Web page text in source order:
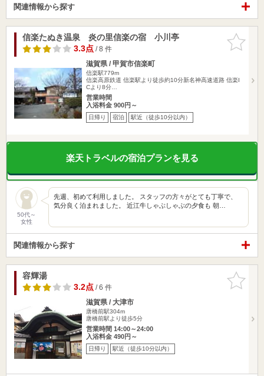
関連情報から探す
お気に入
りに追加
信楽たぬき温泉 炎の里信楽の宿 小川亭
3.3点/ 8 件
滋賀県 / 甲賀市信楽町
信楽駅779m
信楽高原鉄道 信楽駅より徒歩約10分新名神高速道路 信楽I
Cより8分…
営業時間
入浴料金 900円～
日帰り 宿泊 駅近（徒歩10分以内）
楽天トラベルの宿泊プランを見る
50代～
女性
先週、初めて利用しました。 スタッフの方々がとても丁寧で、
気分良く泊まれました。 近江牛しゃぶしゃぶの夕食も 朝…
関連情報から探す
お気に入
りに追加
容輝湯
3.2点/ 6 件
滋賀県 / 大津市
唐橋前駅304m
唐橋前駅より徒歩5分
営業時間 14:00～24:00
入浴料金 490円～
日帰り 駅近（徒歩10分以内）